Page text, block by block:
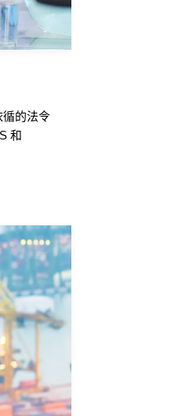
循的法令
和
資料表